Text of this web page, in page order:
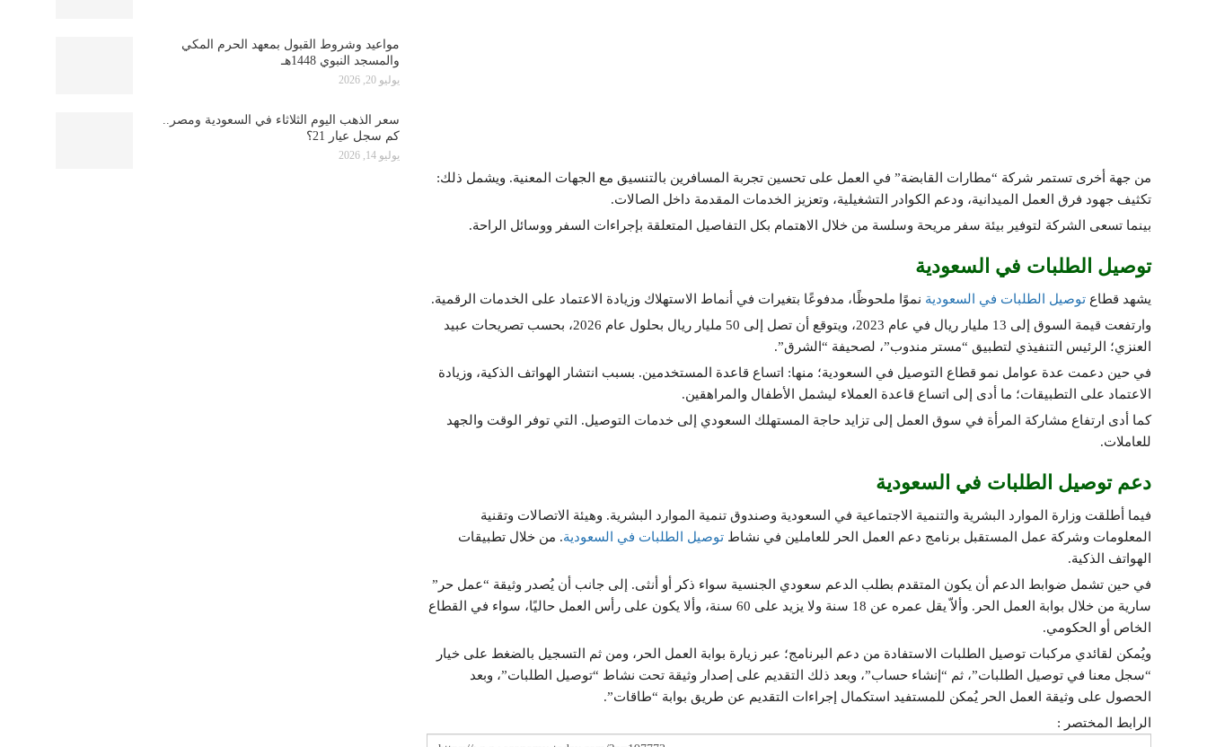
من جهة أخرى تستمر شركة “مطارات القابضة” في العمل على تحسين تجربة المسافرين بالتنسيق مع الجهات المعنية. ويشمل ذلك:
تكثيف جهود فرق العمل الميدانية، ودعم الكوادر التشغيلية، وتعزيز الخدمات المقدمة داخل الصالات.
بينما تسعى الشركة لتوفير بيئة سفر مريحة وسلسة من خلال الاهتمام بكل التفاصيل المتعلقة بإجراءات السفر ووسائل الراحة.
توصيل الطلبات في السعودية
يشهد قطاع توصيل الطلبات في السعودية نموًا ملحوظًا، مدفوعًا بتغيرات في أنماط الاستهلاك وزيادة الاعتماد على الخدمات الرقمية.
وارتفعت قيمة السوق إلى 13 مليار ريال في عام 2023، ويتوقع أن تصل إلى 50 مليار ريال بحلول عام 2026، بحسب تصريحات عبيد
العنزي؛ الرئيس التنفيذي لتطبيق “مستر مندوب”، لصحيفة “الشرق”.
في حين دعمت عدة عوامل نمو قطاع التوصيل في السعودية؛ منها: اتساع قاعدة المستخدمين. بسبب انتشار الهواتف الذكية، وزيادة
الاعتماد على التطبيقات؛ ما أدى إلى اتساع قاعدة العملاء ليشمل الأطفال والمراهقين.
كما أدى ارتفاع مشاركة المرأة في سوق العمل إلى تزايد حاجة المستهلك السعودي إلى خدمات التوصيل. التي توفر الوقت والجهد
للعاملات.
دعم توصيل الطلبات في السعودية
فيما أطلقت وزارة الموارد البشرية والتنمية الاجتماعية في السعودية وصندوق تنمية الموارد البشرية. وهيئة الاتصالات وتقنية
المعلومات وشركة عمل المستقبل برنامج دعم العمل الحر للعاملين في نشاط توصيل الطلبات في السعودية. من خلال تطبيقات
الهواتف الذكية.
في حين تشمل ضوابط الدعم أن يكون المتقدم بطلب الدعم سعودي الجنسية سواء ذكر أو أنثى. إلى جانب أن يُصدر وثيقة “عمل حر”
سارية من خلال بوابة العمل الحر. وألاّ يقل عمره عن 18 سنة ولا يزيد على 60 سنة، وألا يكون على رأس العمل حاليًا، سواء في القطاع
الخاص أو الحكومي.
ويُمكن لقائدي مركبات توصيل الطلبات الاستفادة من دعم البرنامج؛ عبر زيارة بوابة العمل الحر، ومن ثم التسجيل بالضغط على خيار
“سجل معنا في توصيل الطلبات”، ثم “إنشاء حساب”، وبعد ذلك التقديم على إصدار وثيقة تحت نشاط “توصيل الطلبات”، وبعد
الحصول على وثيقة العمل الحر يُمكن للمستفيد استكمال إجراءات التقديم عن طريق بوابة “طاقات”.
الرابط المختصر :
مواعيد وشروط القبول بمعهد الحرم المكي
والمسجد النبوي 1448هـ
يوليو 20, 2026
سعر الذهب اليوم الثلاثاء في السعودية ومصر..
كم سجل عيار 21؟
يوليو 14, 2026